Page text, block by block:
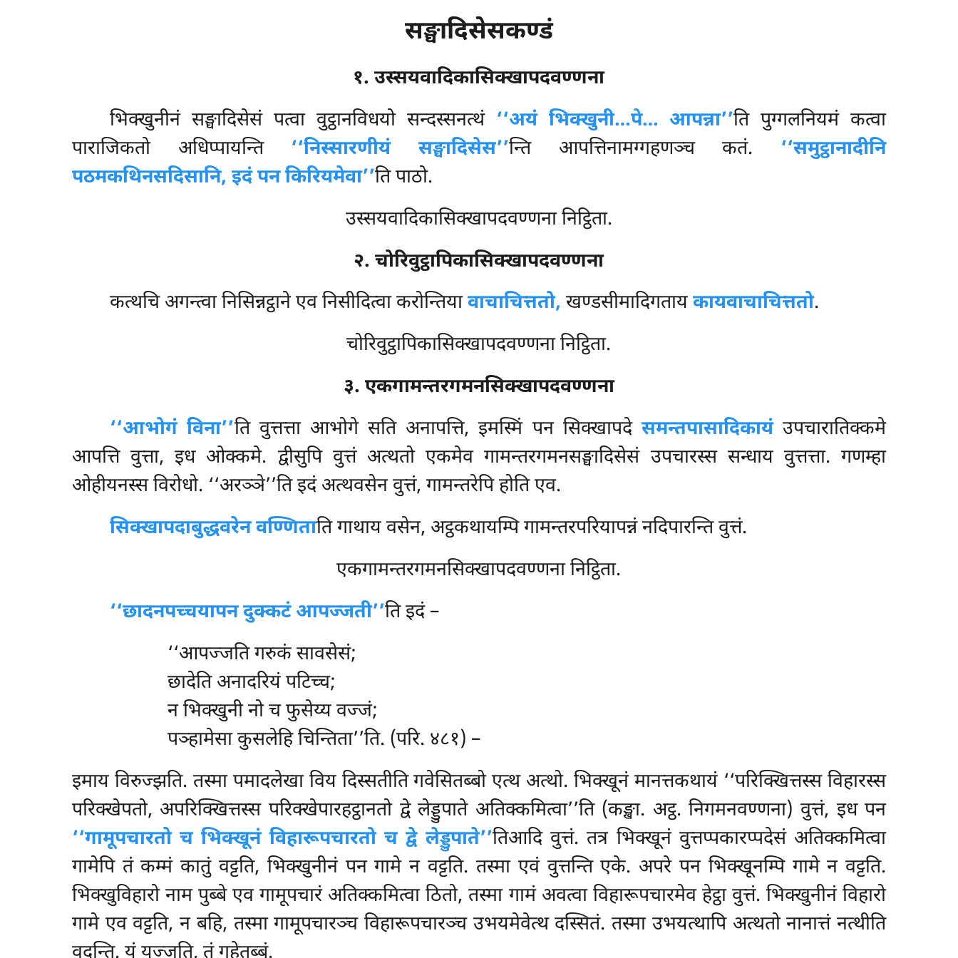
सङ्घादिसेसकण्डं
१. उस्सयवादिकासिक्खापदवण्णना
भिक्खुनीनंसङ्घादिसेसं पत्वा वुट्ठानविधयो सन्दस्सनत्थं ‘‘अयं भिक्खुनी…पे… आपन्ना’’ति पुग्गलनियमं कत्वा
पाराजिकतो अधिप्पायन्ति ‘‘निस्सारणीयं सङ्घादिसेस’’न्ति आपत्तिनामग्गहणञ्च कतं. ‘‘समुट्ठानादीनि
पठमकथिनसदिसानि, इदं पन किरियमेवा’’ति पाठो.
उस्सयवादिकासिक्खापदवण्णना निट्ठिता.
२. चोरिवुट्ठापिकासिक्खापदवण्णना
कत्थचि अगन्त्वा निसिन्नट्ठाने एव निसीदित्वा करोन्तियावाचाचित्ततो, खण्डसीमादिगतायकायवाचाचित्ततो.
चोरिवुट्ठापिकासिक्खापदवण्णना निट्ठिता.
३. एकगामन्तरगमनसिक्खापदवण्णना
‘‘आभोगं विना’’ति वुत्तत्ता आभोगे सति अनापत्ति, इमस्मिं पन सिक्खापदेसमन्तपासादिकायंउपचारातिक्कमे
आपत्ति वुत्ता, इध ओक्कमे. द्वीसुपि वुत्तं अत्थतो एकमेव गामन्तरगमनसङ्घादिसेसं उपचारस्स सन्धाय वुत्तत्ता. गणम्हा
ओहीयनस्स विरोधो. ‘‘अरञ्ञे’’ति इदं अत्थवसेन वुत्तं, गामन्तरेपि होति एव.
सिक्खापदाबुद्धवरेन वण्णिताति गाथाय वसेन, अट्ठकथायम्पि गामन्तरपरियापन्नं नदिपारन्ति वुत्तं.
एकगामन्तरगमनसिक्खापदवण्णना निट्ठिता.
‘‘छादनपच्चयापन दुक्कटं आपज्जती’’ति इदं –
‘‘आपज्जति गरुकं सावसेसं;
छादेति अनादरियं पटिच्च;
न भिक्खुनी नो च फुसेय्य वज्जं;
पञ्हामेसा कुसलेहि चिन्तिता’’ति. (परि. ४८१) –
इमाय विरुज्झति. तस्मा पमादलेखा विय दिस्सतीति गवेसितब्बो एत्थ अत्थो. भिक्खूनं मानत्तकथायं ‘‘परिक्खित्तस्स विहारस्स
परिक्खेपतो, अपरिक्खित्तस्स परिक्खेपारहट्ठानतो द्वे लेड्डुपाते अतिक्कमित्वा’’ति (कङ्खा. अट्ठ. निगमनवण्णना) वुत्तं, इध पन
‘‘गामूपचारतो च भिक्खूनं विहारूपचारतो च द्वे लेड्डुपाते’’तिआदि वुत्तं. तत्र भिक्खूनं वुत्तप्पकारप्पदेसं अतिक्कमित्वा
गामेपि तं कम्मं कातुं वट्टति, भिक्खुनीनं पन गामे न वट्टति. तस्मा एवं वुत्तन्ति एके. अपरे पन भिक्खूनम्पि गामे न वट्टति.
भिक्खुविहारो नाम पुब्बे एव गामूपचारं अतिक्कमित्वा ठितो, तस्मा गामं अवत्वा विहारूपचारमेव हेट्ठा वुत्तं. भिक्खुनीनं विहारो
गामे एव वट्टति, न बहि, तस्मा गामूपचारञ्च विहारूपचारञ्च उभयमेवेत्थ दस्सितं. तस्मा उभयत्थापि अत्थतो नानात्तं नत्थीति